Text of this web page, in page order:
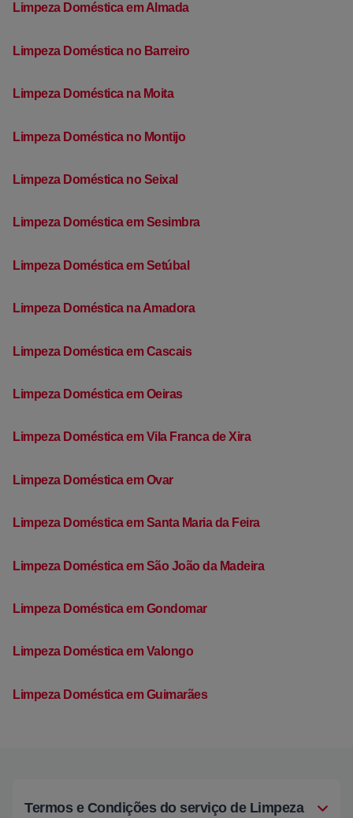
Limpeza Doméstica em Almada
Limpeza Doméstica no Barreiro
Limpeza Doméstica na Moita
Limpeza Doméstica no Montijo
Limpeza Doméstica no Seixal
Limpeza Doméstica em Sesimbra
Limpeza Doméstica em Setúbal
Limpeza Doméstica na Amadora
Limpeza Doméstica em Cascais
Limpeza Doméstica em Oeiras
Limpeza Doméstica em Vila Franca de Xira
Limpeza Doméstica em Ovar
Limpeza Doméstica em Santa Maria da Feira
Limpeza Doméstica em São João da Madeira
Limpeza Doméstica em Gondomar
Limpeza Doméstica em Valongo
Limpeza Doméstica em Guimarães
Termos e Condições do serviço de Limpeza